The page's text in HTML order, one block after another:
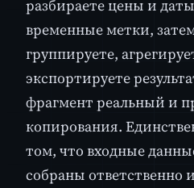
разбираете цены и
временные метки,
группируете,
экспортируете
фрагмент реальный и
копирования.
том, что входные
собраны ответственно